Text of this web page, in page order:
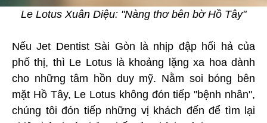
Le Lotus Xuân Diệu: "Nàng thơ bên bờ Hồ Tây"
Nếu Jet Dentist Sài Gòn là nhịp đập hối hả của
phố thị, thì Le Lotus là khoảng lặng xa hoa dành
cho những tâm hồn duy mỹ. Nằm soi bóng bên
mặt Hồ Tây, Le Lotus không đón tiếp "bệnh nhân",
chúng tôi đón tiếp những vị khách đến để tìm lại